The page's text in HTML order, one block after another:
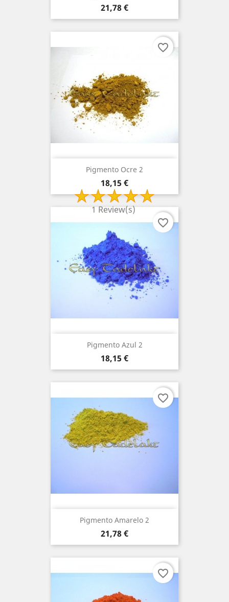
Preço
21,78 €
Pigmento Ocre 2
Preço
18,15 €
1 Review(s)
favorite_border
Pigmento Azul 2
Preço
18,15 €
favorite_border
Pigmento Amarelo 2
Preço
21,78 €
favorite_border
favorite_border